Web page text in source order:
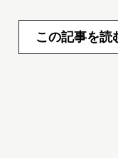
この記事を読